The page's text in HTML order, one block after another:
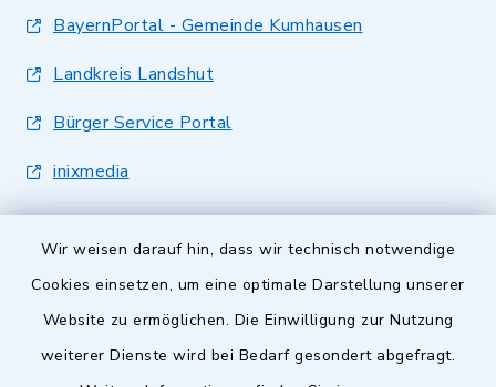
Wir weisen darauf hin, dass wir technisch notwendige
Cookies einsetzen, um eine optimale Darstellung unserer
Website zu ermöglichen. Die Einwilligung zur Nutzung
weiterer Dienste wird bei Bedarf gesondert abgefragt.
BayernPortal - Gemeinde Kumhausen
Landkreis Landshut
Bürger Service Portal
inixmedia